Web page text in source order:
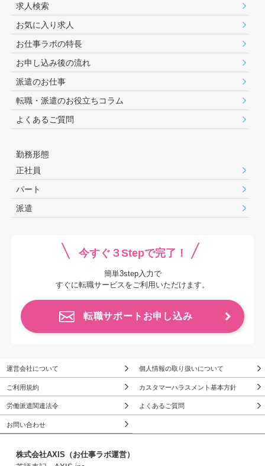
求人検索
お気に入り求人
お仕事ラボの特長
お申し込み後の流れ
派遣のお仕事
転職・派遣のお役⽴ちコラム
よくあるご質問
勤務形態
正社員
パート
派遣
今すぐ３Stepで完了！
簡単3step入力で
すぐに転職サービスをご利用いただけます。
転職サポートお申し込み
運営会社について 個人情報の取り扱いについて
ご利用規約 カスタマーハラスメント基本方針
労働派遣関連法令 よくあるご質問
お問い合わせ
株式会社AXIS（お仕事ラボ運営）